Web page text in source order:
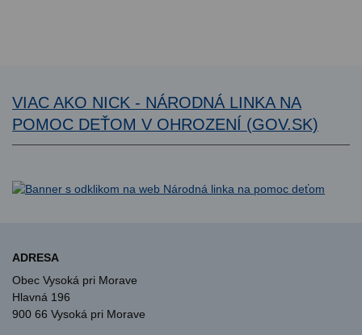
VIAC AKO NICK - NÁRODNÁ LINKA NA
POMOC DEŤOM V OHROZENÍ (GOV.SK)
ADRESA
Obec Vysoká pri Morave
Hlavná 196
900 66 Vysoká pri Morave